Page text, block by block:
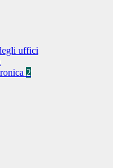
uffici
2